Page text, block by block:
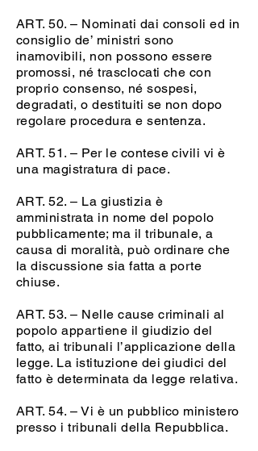
ART. 50. – Nominati dai consoli ed in
consiglio de’ ministri sono
inamovibili, non possono essere
promossi, né trasclocati che con
proprio consenso, né sospesi,
degradati, o destituiti se non dopo
regolare procedura e sentenza.
ART. 51. – Per le contese civili vi è
una magistratura di pace.
ART. 52. – La giustizia è
amministrata in nome del popolo
pubblicamente; ma il tribunale, a
causa di moralità, può ordinare che
la discussione sia fatta a porte
chiuse.
ART. 53. – Nelle cause criminali al
popolo appartiene il giudizio del
fatto, ai tribunali l’applicazione della
legge. La istituzione dei giudici del
fatto è determinata da legge relativa.
ART. 54. – Vi è un pubblico ministero
presso i tribunali della Repubblica.